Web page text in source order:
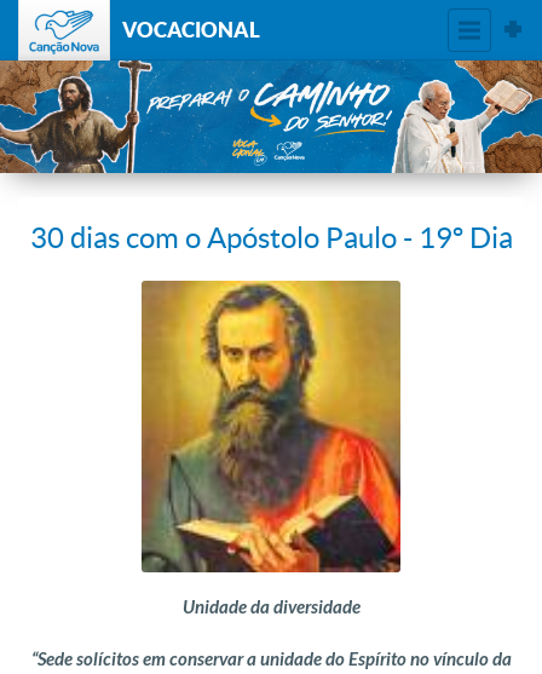
VOCACIONAL
30 dias com o Apóstolo Paulo - 19º Dia
Unidade da diversidade
“Sede solícitos em conservar a unidade do Espírito no vínculo da